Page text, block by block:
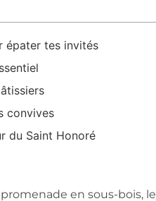
épater tes invités
convives
du Saint Honoré
en sous-bois, le